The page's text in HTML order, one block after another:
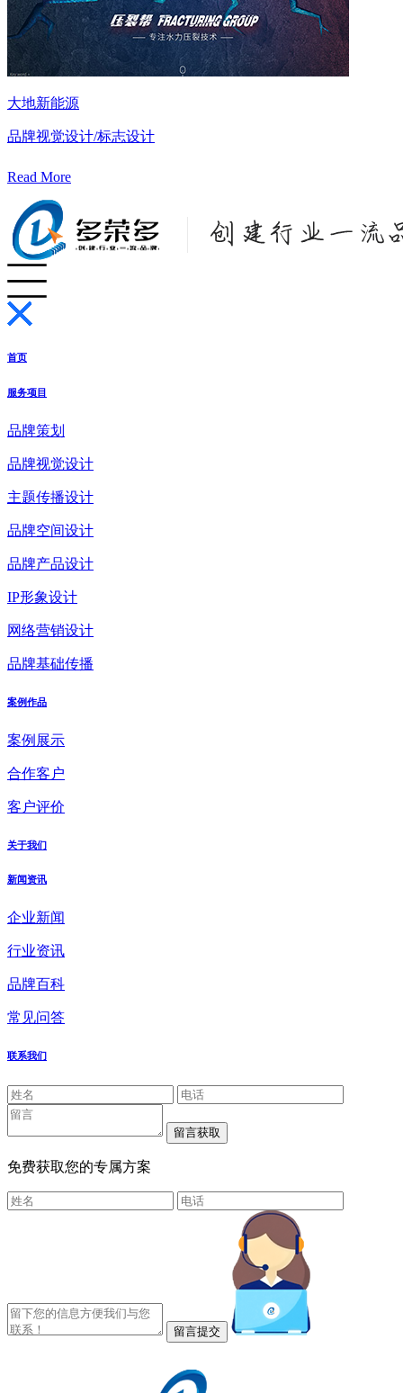
大地新能源
品牌视觉设计/标志设计
Read More
首页
服务项目
品牌策划
品牌视觉设计
主题传播设计
品牌空间设计
品牌产品设计
IP形象设计
网络营销设计
品牌基础传播
案例作品
案例展示
合作客户
客户评价
关于我们
新闻资讯
企业新闻
行业资讯
品牌百科
常见问答
联系我们
免费获取您的专属方案